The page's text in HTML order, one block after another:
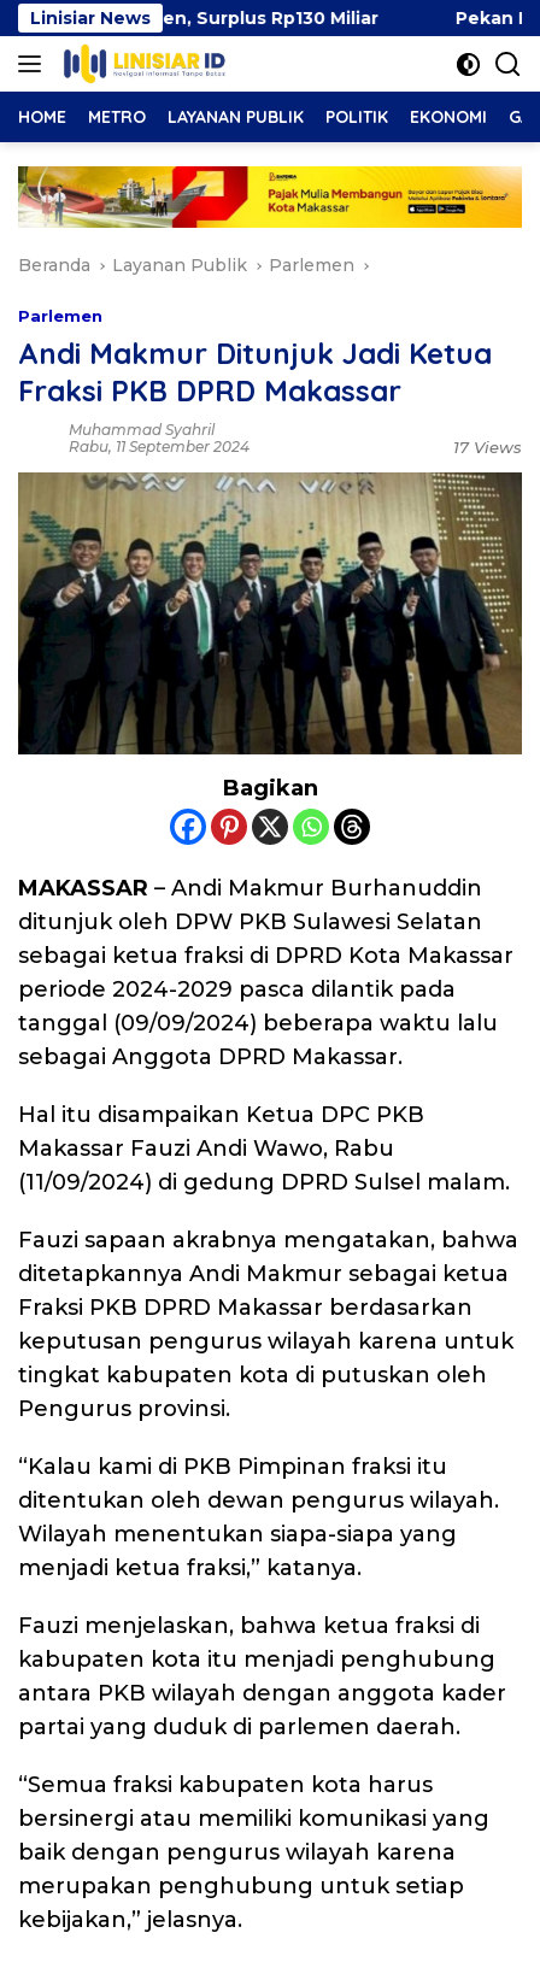
Langsung
ke
konten
Linisiar News
Persen, Surplus Rp130 Miliar Pekan Ibu
HOME METRO LAYANAN PUBLIK POLITIK EKONOMI
Beranda Layanan Publik Parlemen
Parlemen
Andi Makmur Ditunjuk Jadi Ketua
Fraksi PKB DPRD Makassar
Muhammad Syahril
Rabu, 11 September 2024
17 Views
Bagikan
MAKASSAR – Andi Makmur Burhanuddin
ditunjuk oleh DPW PKB Sulawesi Selatan
sebagai ketua fraksi di DPRD Kota Makassar
periode 2024-2029 pasca dilantik pada
tanggal (09/09/2024) beberapa waktu lalu
sebagai Anggota DPRD Makassar.
Hal itu disampaikan Ketua DPC PKB
Makassar Fauzi Andi Wawo, Rabu
(11/09/2024) di gedung DPRD Sulsel malam.
Fauzi sapaan akrabnya mengatakan, bahwa
ditetapkannya Andi Makmur sebagai ketua
Fraksi PKB DPRD Makassar berdasarkan
keputusan pengurus wilayah karena untuk
tingkat kabupaten kota di putuskan oleh
Pengurus provinsi.
“Kalau kami di PKB Pimpinan fraksi itu
ditentukan oleh dewan pengurus wilayah.
Wilayah menentukan siapa-siapa yang
menjadi ketua fraksi,” katanya.
Fauzi menjelaskan, bahwa ketua fraksi di
kabupaten kota itu menjadi penghubung
antara PKB wilayah dengan anggota kader
partai yang duduk di parlemen daerah.
“Semua fraksi kabupaten kota harus
bersinergi atau memiliki komunikasi yang
baik dengan pengurus wilayah karena
merupakan penghubung untuk setiap
kebijakan,” jelasnya.